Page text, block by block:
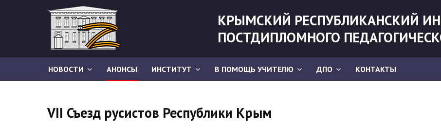
КРЫМСКИЙ РЕСПУБЛИКАНСКИЙ
ПОСТДИПЛОМНОГО
НОВОСТИ АНОНСЫ ИНСТИТУТ В ПОМОЩЬ УЧИТЕЛЮ ДПО КОНТАКТЫ
VII Съезд русистов Республики Крым